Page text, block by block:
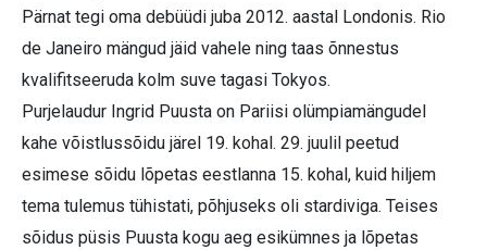
Pärnat tegi oma debüüdi juba 2012. aastal Londonis. Rio
de Janeiro mängud jäid vahele ning taas õnnestus
kvalifitseeruda kolm suve tagasi Tokyos.
Purjelaudur Ingrid Puusta on Pariisi olümpiamängudel
kahe võistlussõidu järel 19. kohal. 29. juulil peetud
esimese sõidu lõpetas eestlanna 15. kohal, kuid hiljem
tema tulemus tühistati, põhjuseks oli stardiviga. Teises
sõidus püsis Puusta kogu aeg esikümnes ja lõpetas